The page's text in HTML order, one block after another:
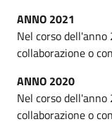
ANNO 2021
Nel corso
collaborazione o
ANNO 2020
Nel corso
collaborazione o